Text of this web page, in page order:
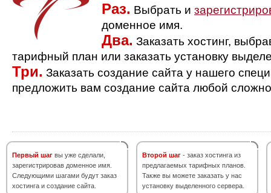
Раз. Выбрать и
доменное имя.
Два. Заказать хостинг,
тарифный план или заказать установку
Три. Заказать создание сайта у нашего
предложить вам создание сайта любой
Первый шаг вы уже сделали,
зарегистрировав доменное имя.
Следующими шагами будут заказ
хостинга и создание сайта.
Второй шаг - заказ хостинга из
предлагаемых тарифных планов.
Также вы можете заказать у нас
установку выделенного сервера.